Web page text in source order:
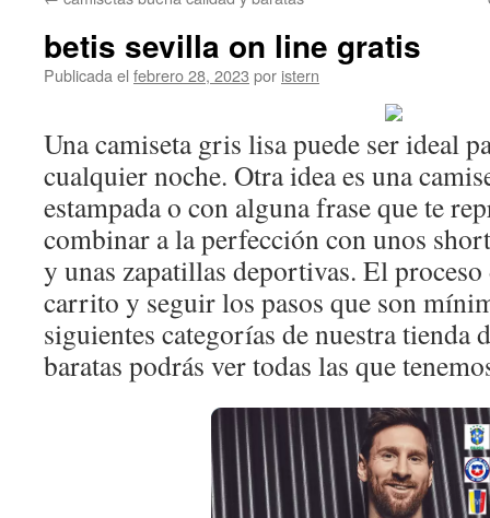
betis sevilla on line gratis
Publicada el febrero 28, 2023 por istern
Una camiseta gris lisa puede ser ideal
cualquier noche. Otra idea es una
estampada o con alguna frase que te
combinar a la perfección con unos
y unas zapatillas deportivas. El
carrito y seguir los pasos que son
siguientes categorías de nuestra tienda
baratas podrás ver todas las que